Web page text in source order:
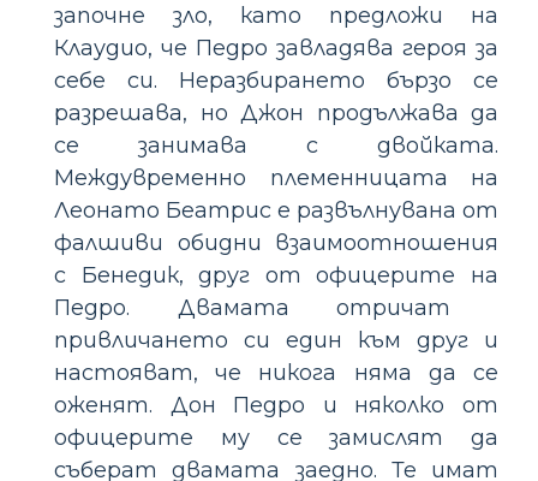
започне зло, като предложи на
Клаудио, че Педро завладява героя за
себе си. Неразбирането бързо се
разрешава, но Джон продължава да
се занимава с двойката.
Междувременно племенницата на
Леонато Беатрис е развълнувана от
фалшиви обидни взаимоотношения
с Бенедик, друг от офицерите на
Педро. Двамата отричат ​​
привличането си един към друг и
настояват, че никога няма да се
оженят. Дон Педро и няколко от
офицерите му се замислят да
съберат двамата заедно. Те имат